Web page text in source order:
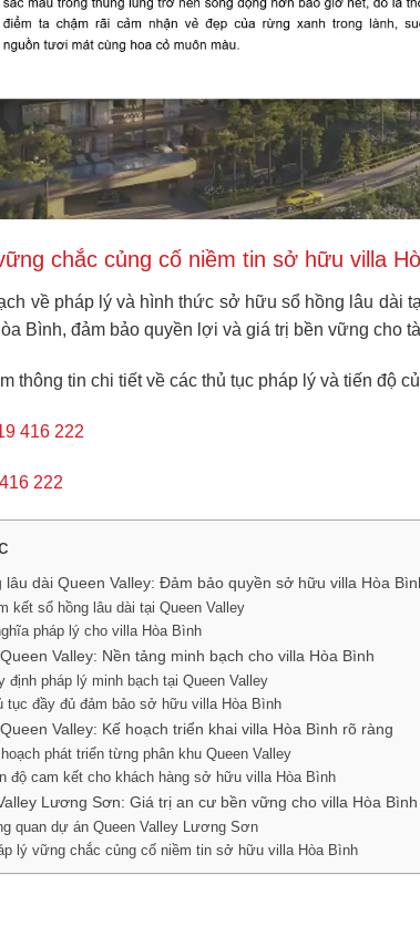
chắc củng cố niềm tin sở hữu villa
về pháp lý và hình thức sở hữu sổ hồng lâu dài
Bình, đảm bảo quyền lợi và giá trị bền vững cho
thông tin chi tiết về các thủ tục pháp lý và tiến độ
416 222
222
lâu dài Queen Valley: Đảm bảo quyền sở hữu villa Hòa
kết sổ hồng lâu dài tại Queen Valley
pháp lý cho villa Hòa Bình
Valley: Nền tảng minh bạch cho villa Hòa Bình
định pháp lý minh bạch tại Queen Valley
tục đầy đủ đảm bảo sở hữu villa Hòa Bình
Valley: Kế hoạch triển khai villa Hòa Bình rõ ràng
phát triển từng phân khu Queen Valley
độ cam kết cho khách hàng sở hữu villa Hòa Bình
Lương Sơn: Giá trị an cư bền vững cho villa Hòa Bình
quan dự án Queen Valley Lương Sơn
lý vững chắc củng cố niềm tin sở hữu villa Hòa Bình